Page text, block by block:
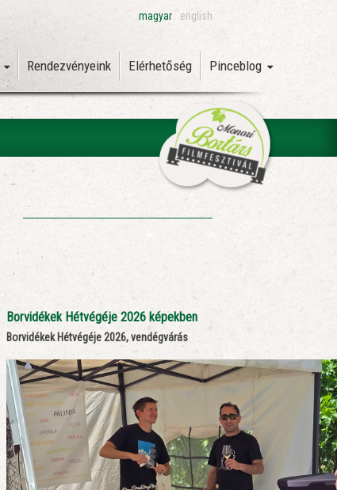
magyar english
Rendezvényeink Elérhetőség Pinceblog
Borvidékek Hétvégéje 2026 képekben
Borvidékek Hétvégéje 2026, vendégvárás